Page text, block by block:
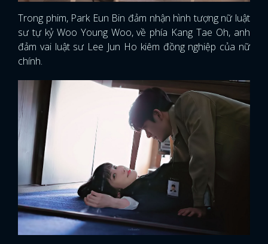
Trong phim, Park Eun Bin đảm nhận hình tượng nữ luật
sư tự kỷ Woo Young Woo, về phía Kang Tae Oh, anh
đảm vai luật sư Lee Jun Ho kiêm đồng nghiệp của nữ
chính.